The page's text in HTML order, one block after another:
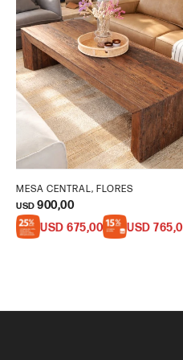
MESA CENTRAL, FLORES
USD 900,00
USD 675,00 USD